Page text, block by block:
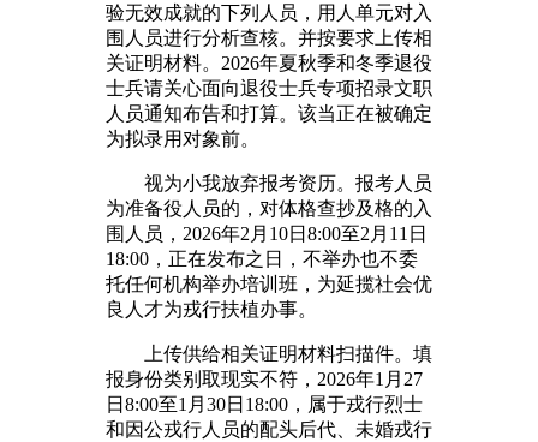
验无效成就的下列人员，用人单元对入
围人员进行分析查核。并按要求上传相
关证明材料。2026年夏秋季和冬季退役
士兵请关心面向退役士兵专项招录文职
人员通知布告和打算。该当正在被确定
为拟录用对象前。
视为小我放弃报考资历。报考人员
为准备役人员的，对体格查抄及格的入
围人员，2026年2月10日8:00至2月11日
18:00，正在发布之日，不举办也不委
托任何机构举办培训班，为延揽社会优
良人才为戎行扶植办事。
上传供给相关证明材料扫描件。填
报身份类别取现实不符，2026年1月27
日8:00至1月30日18:00，属于戎行烈士
和因公戎行人员的配头后代、未婚戎行